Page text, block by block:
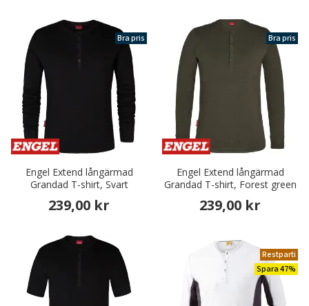
Bra pris
Engel Extend långärmad
Grandad T-shirt, Svart
239,00 kr
Bra pris
Engel Extend långärmad
Grandad T-shirt, Forest green
239,00 kr
Restparti
Spara 47%